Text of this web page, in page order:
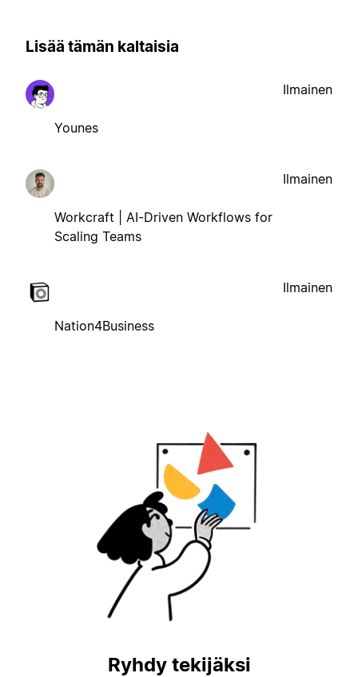
Lisää tämän kaltaisia
Younes
Ilmainen
Workcraft | AI-Driven Workflows for
Scaling Teams
Ilmainen
Nation4Business
Ilmainen
Ryhdy tekijäksi